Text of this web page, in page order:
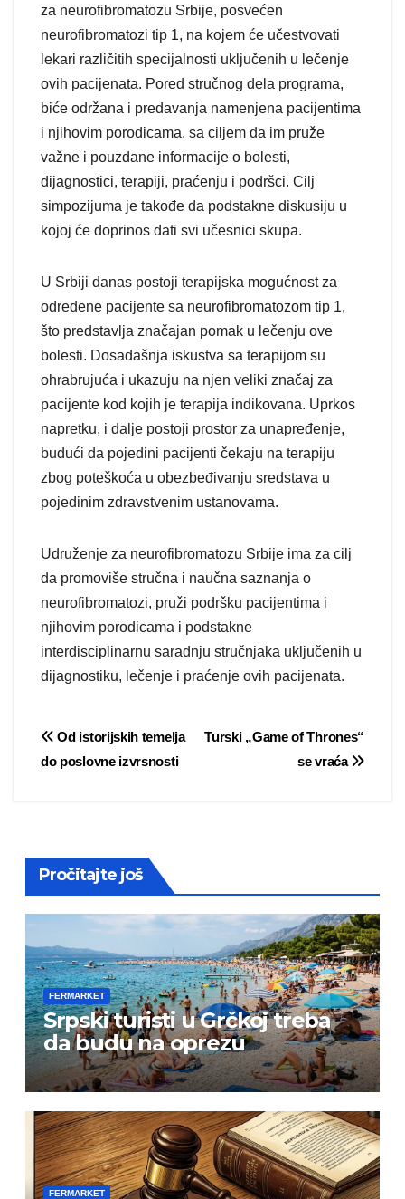
za neurofibromatozu Srbije, posvećen
neurofibromatozi tip 1, na kojem će učestvovati
lekari različitih specijalnosti uključenih u lečenje
ovih pacijenata. Pored stručnog dela programa,
biće održana i predavanja namenjena pacijentima
i njihovim porodicama, sa ciljem da im pruže
važne i pouzdane informacije o bolesti,
dijagnostici, terapiji, praćenju i podršci. Cilj
simpozijuma je takođe da podstakne diskusiju u
kojoj će doprinos dati svi učesnici skupa.
U Srbiji danas postoji terapijska mogućnost za
određene pacijente sa neurofibromatozom tip 1,
što predstavlja značajan pomak u lečenju ove
bolesti. Dosadašnja iskustva sa terapijom su
ohrabrujuća i ukazuju na njen veliki značaj za
pacijente kod kojih je terapija indikovana. Uprkos
napretku, i dalje postoji prostor za unapređenje,
budući da pojedini pacijenti čekaju na terapiju
zbog poteškoća u obezbeđivanju sredstava u
pojedinim zdravstvenim ustanovama.
Udruženje za neurofibromatozu Srbije ima za cilj
da promoviše stručna i naučna saznanja o
neurofibromatozi, pruži podršku pacijentima i
njihovim porodicama i podstakne
interdisciplinarnu saradnju stručnjaka uključenih u
dijagnostiku, lečenje i praćenje ovih pacijenata.
Post
navigation
Turski „Game of Thrones“
se vraća
Od istorijskih temelja
do poslovne izvrsnosti
Pročitajte još
FERMARKET
Srpski turisti u Grčkoj treba
da budu na oprezu
FERMARKET